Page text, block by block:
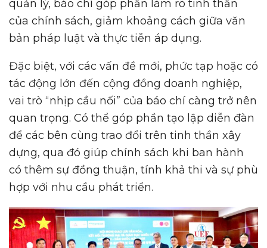
quản lý, báo chí góp phần làm rõ tinh thần
của chính sách, giảm khoảng cách giữa văn
bản pháp luật và thực tiễn áp dụng.
Đặc biệt, với các vấn đề mới, phức tạp hoặc có
tác động lớn đến cộng đồng doanh nghiệp,
vai trò “nhịp cầu nối” của báo chí càng trở nên
quan trọng. Có thể góp phần tạo lập diễn đàn
để các bên cùng trao đổi trên tinh thần xây
dựng, qua đó giúp chính sách khi ban hành
có thêm sự đồng thuận, tính khả thi và sự phù
hợp với nhu cầu phát triển.